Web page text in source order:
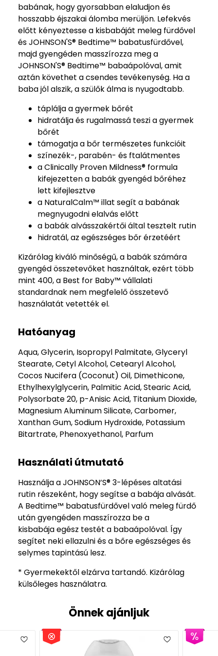
babának, hogy gyorsabban elaludjon és
hosszabb éjszakai álomba merüljön. Lefekvés
előtt kényeztesse a kisbabáját meleg fürdővel
és JOHNSON'S® Bedtime™ babatusfürdővel,
majd gyengéden masszírozza meg a
JOHNSON'S® Bedtime™ babaápolóval, amit
aztán követhet a csendes tevékenység. Ha a
baba jól alszik, a szülők álma is nyugodtabb.
táplálja a gyermek bőrét
hidratálja és rugalmassá teszi a gyermek
bőrét
támogatja a bőr természetes funkcióit
színezék-, parabén- és ftalátmentes
a Clinically Proven Mildness® formula
kifejezetten a babák gyengéd bőréhez
lett kifejlesztve
a NaturalCalm™ illat segít a babának
megnyugodni elalvás előtt
a babák alvásszakértői által tesztelt rutin
hidratál, az egészséges bőr érzetéért
Kizárólag kiváló minőségű, a babák számára
gyengéd összetevőket használtak, ezért több
mint 400, a Best for Baby™ vállalati
standardnak nem megfelelő összetevő
használatát vetették el.
Hatóanyag
Aqua, Glycerin, Isopropyl Palmitate, Glyceryl
Stearate, Cetyl Alcohol, Cetearyl Alcohol,
Cocos Nucifera (Coconut) Oil, Dimethicone,
Ethylhexylglycerin, Palmitic Acid, Stearic Acid,
Polysorbate 20, p-Anisic Acid, Titanium Dioxide,
Magnesium Aluminum Silicate, Carbomer,
Xanthan Gum, Sodium Hydroxide, Potassium
Bitartrate, Phenoxyethanol, Parfum
Használati útmutató
Használja a JOHNSON’S® 3-lépéses altatási
rutin részeként, hogy segítse a babája alvását.
A Bedtime™ babatusfürdővel való meleg fürdő
után gyengéden masszírozza be a
kisbabája egész testét a babaápolóval. Így
segítet neki ellazulni és a bőre egészséges és
selymes tapintású lesz.
* Gyermekektől elzárva tartandó. Kizárólag
külsőleges használatra.
Önnek ajánljuk